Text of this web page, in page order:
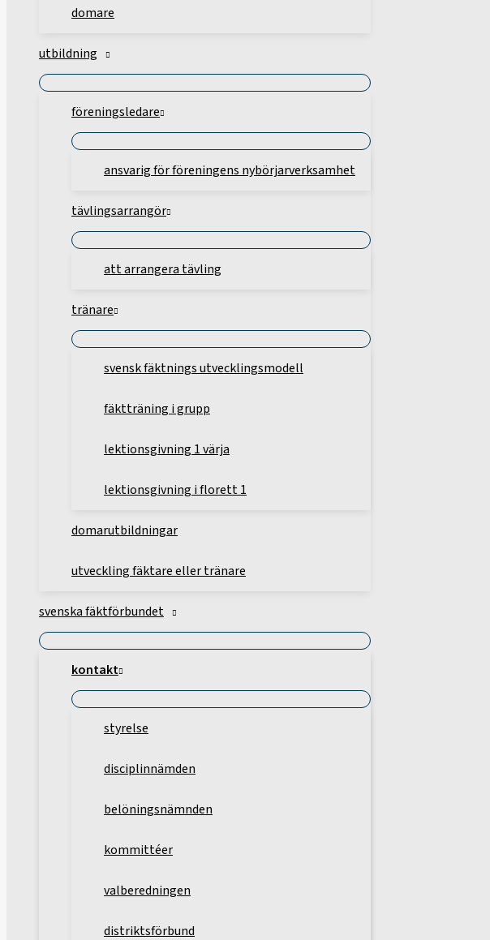
domare
utbildning
föreningsledare
ansvarig för föreningens nybörjarverksamhet
tävlingsarrangör
att arrangera tävling
tränare
svensk fäktnings utvecklingsmodell
fäktträning i grupp
lektionsgivning 1 värja
lektionsgivning i florett 1
domarutbildningar
utveckling fäktare eller tränare
svenska fäktförbundet
kontakt
styrelse
disciplinnämden
belöningsnämnden
kommittéer
valberedningen
distriktsförbund